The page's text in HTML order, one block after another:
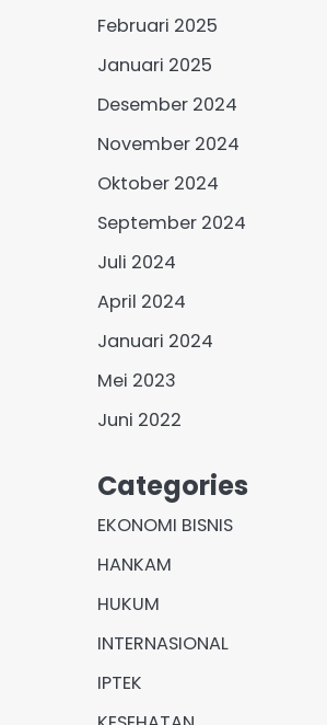
Februari 2025
Januari 2025
Desember 2024
November 2024
Oktober 2024
September 2024
Juli 2024
April 2024
Januari 2024
Mei 2023
Juni 2022
Categories
EKONOMI BISNIS
HANKAM
HUKUM
INTERNASIONAL
IPTEK